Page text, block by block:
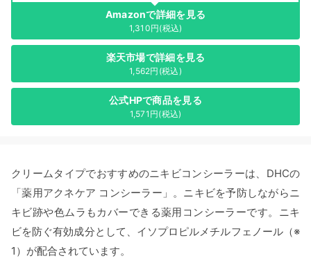
Amazonで詳細を見る
1,310円(税込)
楽天市場で詳細を見る
1,562円(税込)
公式HPで商品を見る
1,571円(税込)
クリームタイプでおすすめのニキビコンシーラーは、DHCの
「薬用アクネケア コンシーラー」。ニキビを予防しながらニ
キビ跡や色ムラもカバーできる薬用コンシーラーです。ニキ
ビを防ぐ有効成分として、イソプロピルメチルフェノール（※
1）が配合されています。